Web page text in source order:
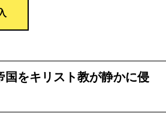
国をキリスト教が静かに侵